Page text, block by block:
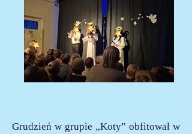
Grudzień w grupie „Koty” obfitował w